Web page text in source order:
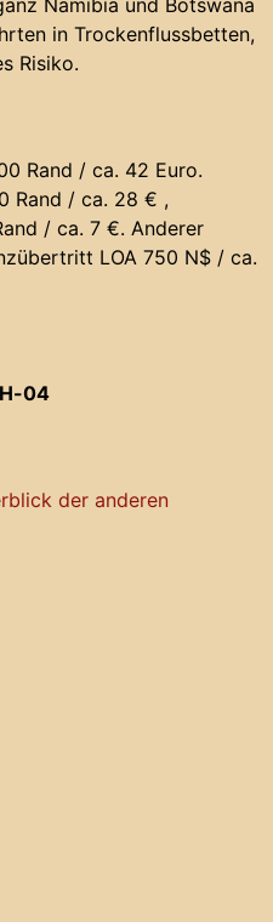
Namibia und Botswana
in Trockenflussbetten,
Risiko.
Rand / ca. 42 Euro.
Rand / ca. 28 € ,
/ ca. 7 €. Anderer
LOA 750 N$ / ca.
04
der anderen